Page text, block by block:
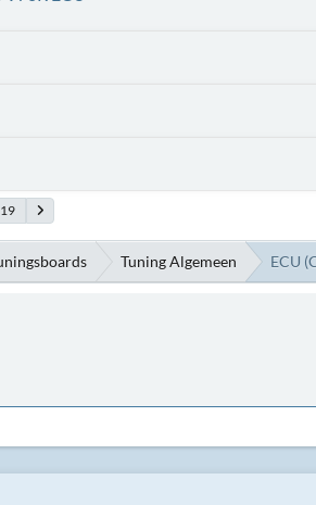
19
Tuning Algemeen ECU